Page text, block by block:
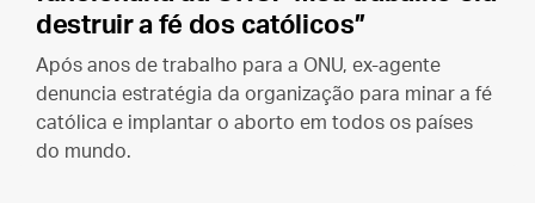
destruir a fé dos católicos”
Após anos de trabalho para a ONU, ex-agente
denuncia estratégia da organização para minar a fé
católica e implantar o aborto em todos os países
do mundo.